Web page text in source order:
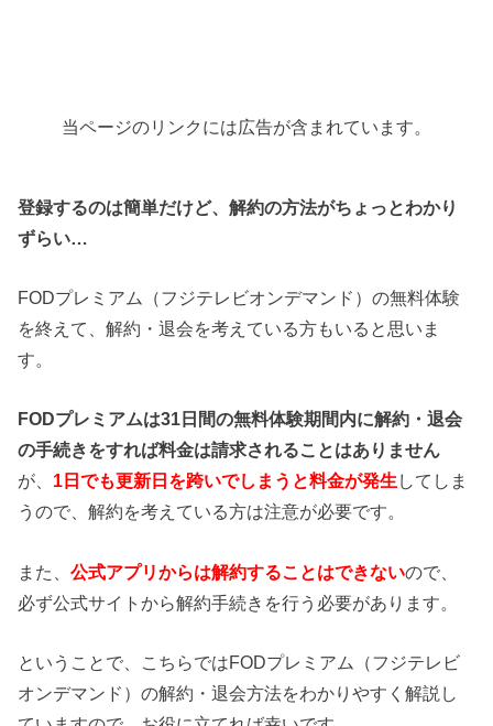
当ページのリンクには広告が含まれています。
登録するのは簡単だけど、解約の方法がちょっとわかり
ずらい…
FODプレミアム（フジテレビオンデマンド）の無料体験
を終えて、解約・退会を考えている方もいると思いま
す。
FODプレミアムは31日間の無料体験期間内に解約・退会
の手続きをすれば料金は請求されることはありません
が、 1日でも更新日を跨いでしまうと料金が発生 してしま
うので、解約を考えている方は注意が必要です。
また、公式アプリからは解約することはできないので、
必ず公式サイトから解約手続きを行う必要があります。
ということで、こちらではFODプレミアム（フジテレビ
オンデマンド）の解約・退会方法をわかりやすく解説し